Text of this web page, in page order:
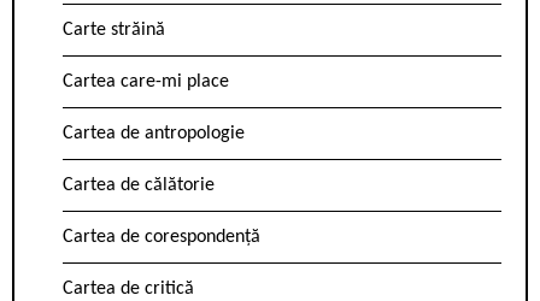
Carte străină
Cartea care-mi place
Cartea de antropologie
Cartea de călătorie
Cartea de corespondență
Cartea de critică